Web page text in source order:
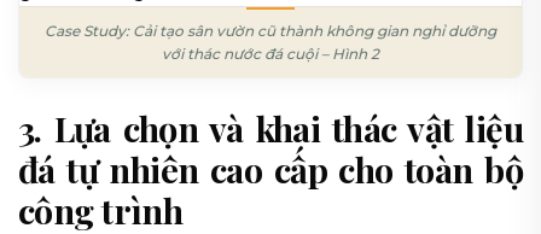
Case Study: Cải tạo sân vườn cũ thành không gian nghỉ dưỡng
với thác nước đá cuội – Hình 2
3. Lựa chọn và khai thác vật liệu
đá tự nhiên cao cấp cho toàn bộ
công trình